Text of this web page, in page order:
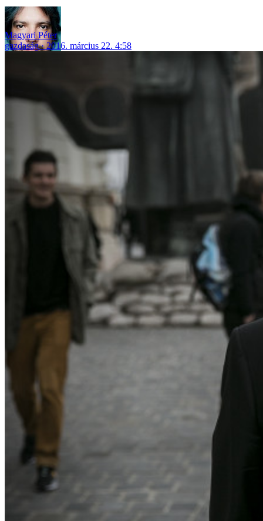
Magyari Péter
gazdaság
2016. március 22. 4:58